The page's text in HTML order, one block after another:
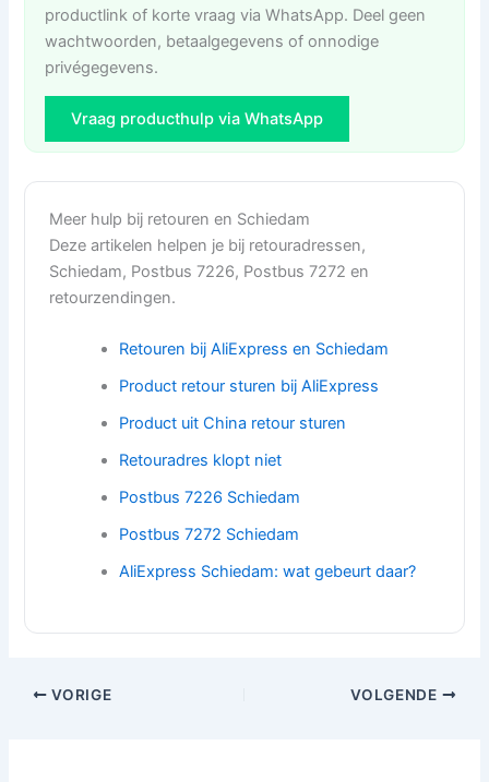
productlink of korte vraag via WhatsApp. Deel geen
wachtwoorden, betaalgegevens of onnodige
privégegevens.
Vraag producthulp via WhatsApp
Meer hulp bij retouren en Schiedam
Deze artikelen helpen je bij retouradressen,
Schiedam, Postbus 7226, Postbus 7272 en
retourzendingen.
Retouren bij AliExpress en Schiedam
Product retour sturen bij AliExpress
Product uit China retour sturen
Retouradres klopt niet
Postbus 7226 Schiedam
Postbus 7272 Schiedam
AliExpress Schiedam: wat gebeurt daar?
VORIGE VOLGENDE